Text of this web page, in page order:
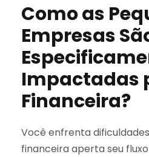
Como as
Empresas
Impactadas
Financeira?
Você enfrenta
financeira aperta seu